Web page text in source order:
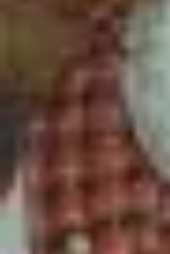
Winter